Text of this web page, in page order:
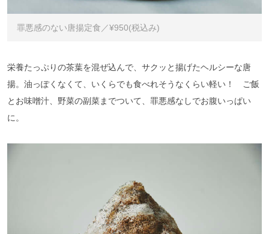
罪悪感のない唐揚定食／¥950(税込み)
栄養たっぷりの茶葉を混ぜ込んで、サクッと揚げたヘルシーな唐
揚。油っぽくなくて、いくらでも食べれそうなくらい軽い！ ご飯
とお味噌汁、野菜の副菜までついて、罪悪感なしでお腹いっぱい
に。